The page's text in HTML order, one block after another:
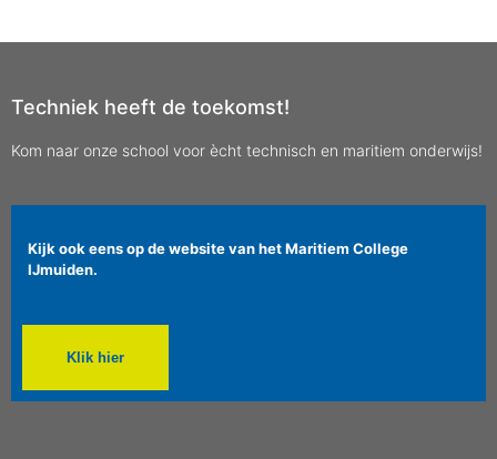
Techniek heeft de toekomst!
Kom naar onze school voor ècht technisch en maritiem onderwijs!
Kijk ook eens op de website van het Maritiem College
IJmuiden.
Klik hier